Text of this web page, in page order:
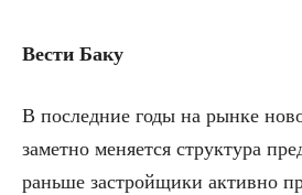
Вести Баку
В последние годы на рынке
заметно меняется структура
раньше застройщики активно